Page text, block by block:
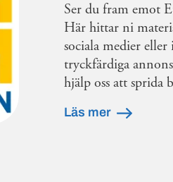
Ser du fram emot
Här hittar ni
sociala medier
tryckfärdiga
hjälp oss att sprida
Läs mer